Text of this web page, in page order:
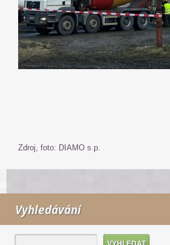
Zdroj, foto: DIAMO s.p.
Vyhledávání